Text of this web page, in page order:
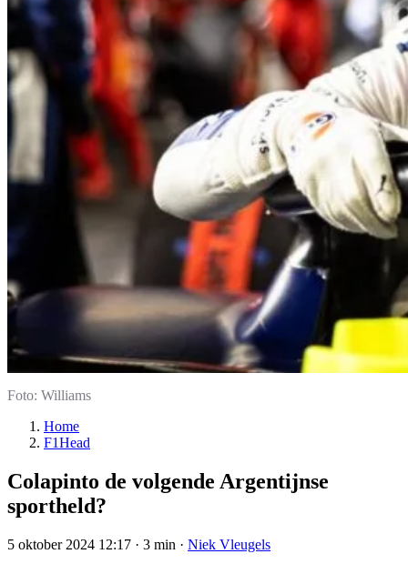
Foto: Williams
Home
F1Head
Colapinto de volgende Argentijnse
sportheld?
5 oktober 2024 12:17 · 3 min · Niek Vleugels